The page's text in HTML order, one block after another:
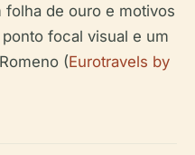
de ouro e motivos
focal visual e um
(Eurotravels by